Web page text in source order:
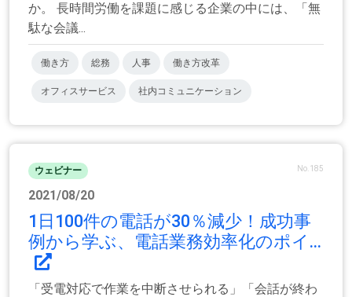
か。 長時間労働を課題に感じる企業の中には、「無
駄な会議...
働き方 総務 人事 働き方改革
オフィスサービス 社内コミュニケーション
ウェビナー No.185
2021/08/20
1日100件の電話が30％減少！成功事
例から学ぶ、電話業務効率化のポイ...
「受電対応で作業を中断させられる」「会話が終わ